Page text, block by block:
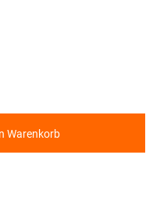
Warenkorb